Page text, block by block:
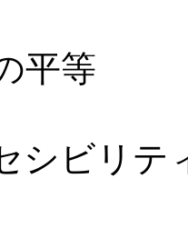
平等
シビリテ